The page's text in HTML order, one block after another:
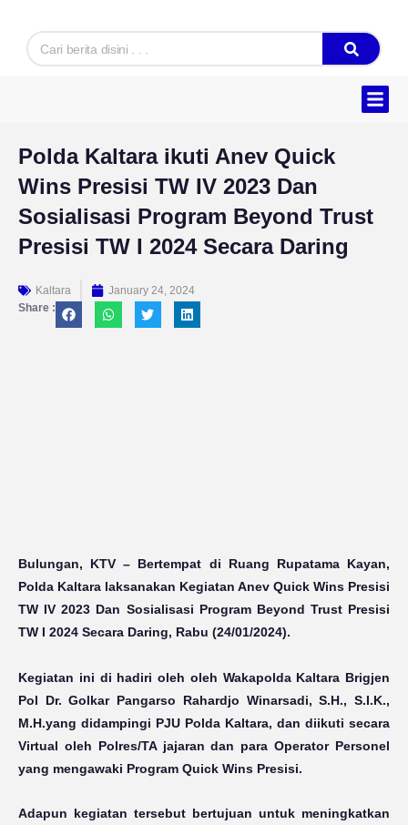
content
Search
Polda Kaltara ikuti Anev Quick
Wins Presisi TW IV 2023 Dan
Sosialisasi Program Beyond Trust
Presisi TW I 2024 Secara Daring
Kaltara
January 24, 2024
Share :
Bulungan, KTV – Bertempat di Ruang Rupatama Kayan,
Polda Kaltara laksanakan Kegiatan Anev Quick Wins Presisi
TW IV 2023 Dan Sosialisasi Program Beyond Trust Presisi
TW I 2024 Secara Daring, Rabu (24/01/2024).
Kegiatan ini di hadiri oleh oleh Wakapolda Kaltara Brigjen
Pol Dr. Golkar Pangarso Rahardjo Winarsadi, S.H., S.I.K.,
M.H.yang didampingi PJU Polda Kaltara, dan diikuti secara
Virtual oleh Polres/TA jajaran dan para Operator Personel
yang mengawaki Program Quick Wins Presisi.
Adapun kegiatan tersebut bertujuan untuk meningkatkan